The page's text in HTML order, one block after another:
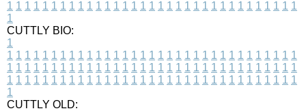
1 1 1 1 1 1 1 1 1 1 1 1 1 1 1 1 1 1 1 1 1 1 1 1 1 1 1 1 1 1 1 1 1
1
CUTTLY BIO:
1
1 1 1 1 1 1 1 1 1 1 1 1 1 1 1 1 1 1 1 1 1 1 1 1 1 1 1 1 1 1 1 1 1
1 1 1 1 1 1 1 1 1 1 1 1 1 1 1 1 1 1 1 1 1 1 1 1 1 1 1 1 1 1 1 1 1
1 1 1 1 1 1 1 1 1 1 1 1 1 1 1 1 1 1 1 1 1 1 1 1 1 1 1 1 1 1 1 1 1
1
CUTTLY OLD: